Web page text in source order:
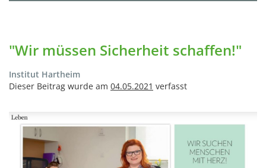
"Wir müssen Sicherheit schaffen!"
Institut Hartheim
Dieser Beitrag wurde am 04.05.2021 verfasst